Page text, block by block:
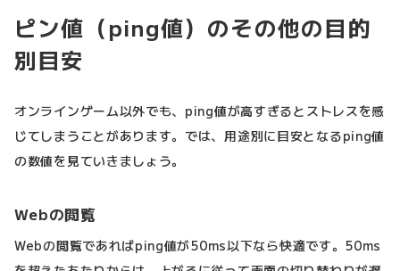
ピン値（ping値）のその他の目的
別目安
オンラインゲーム以外でも、ping値が高すぎるとストレスを感
じてしまうことがあります。では、用途別に目安となるping値
の数値を見ていきましょう。
Webの閲覧
Webの閲覧であればping値が50ms以下なら快適です。50ms